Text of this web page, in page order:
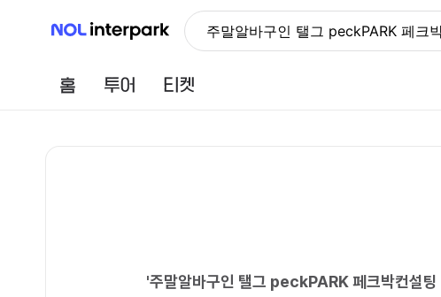
NOL 인터파크 주말알바구인 탤그 peckPARK 페크
홈 투어
'주말알바구인 탤그 peckPARK 페크박컨설